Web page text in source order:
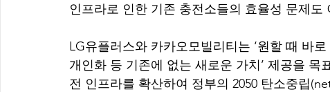
인프라로 인한 기존 충전소들의 효율성 문제
LG유플러스와 카카오모빌리티는 ‘원할 때 바
개인화 등 기존에 없는 새로운 가치’ 제공을
전 인프라를 확산하여 정부의 2050 탄소중립